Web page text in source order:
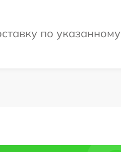
по указанному